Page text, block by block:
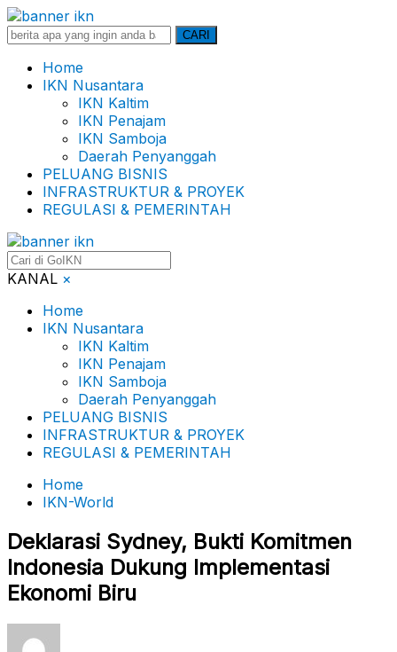
Search
CARI
Home
IKN Nusantara
IKN Kaltim
IKN Penajam
IKN Samboja
Daerah Penyanggah
PELUANG BISNIS
INFRASTRUKTUR & PROYEK
REGULASI & PEMERINTAH
KANAL ×
Home
IKN Nusantara
IKN Kaltim
IKN Penajam
IKN Samboja
Daerah Penyanggah
PELUANG BISNIS
INFRASTRUKTUR & PROYEK
REGULASI & PEMERINTAH
Home
IKN-World
Deklarasi Sydney, Bukti Komitmen
Indonesia Dukung Implementasi
Ekonomi Biru